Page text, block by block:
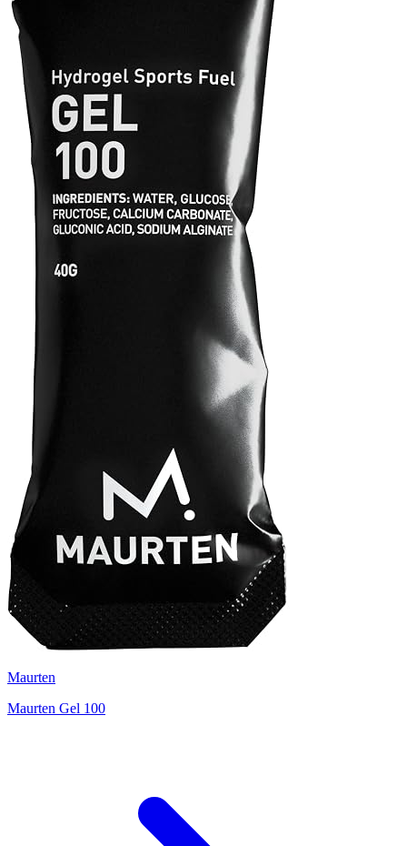
Maurten
Maurten Gel 100